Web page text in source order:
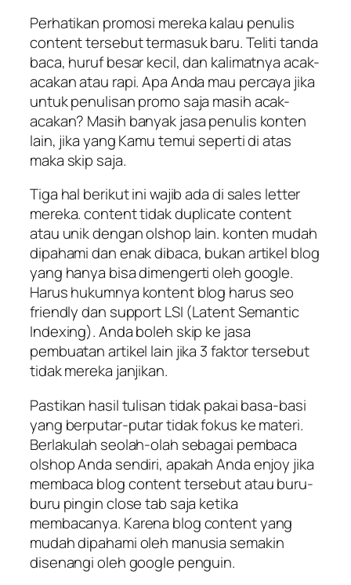
Perhatikan promosi mereka kalau penulis
content tersebut termasuk baru. Teliti tanda
baca, huruf besar kecil, dan kalimatnya acak-
acakan atau rapi. Apa Anda mau percaya jika
untuk penulisan promo saja masih acak-
acakan? Masih banyak jasa penulis konten
lain, jika yang Kamu temui seperti di atas
maka skip saja.
Tiga hal berikut ini wajib ada di sales letter
mereka. content tidak duplicate content
atau unik dengan olshop lain. konten mudah
dipahami dan enak dibaca, bukan artikel blog
yang hanya bisa dimengerti oleh google.
Harus hukumnya kontent blog harus seo
friendly dan support LSI (Latent Semantic
Indexing). Anda boleh skip ke jasa
pembuatan artikel lain jika 3 faktor tersebut
tidak mereka janjikan.
Pastikan hasil tulisan tidak pakai basa-basi
yang berputar-putar tidak fokus ke materi.
Berlakulah seolah-olah sebagai pembaca
olshop Anda sendiri, apakah Anda enjoy jika
membaca blog content tersebut atau buru-
buru pingin close tab saja ketika
membacanya. Karena blog content yang
mudah dipahami oleh manusia semakin
disenangi oleh google penguin.